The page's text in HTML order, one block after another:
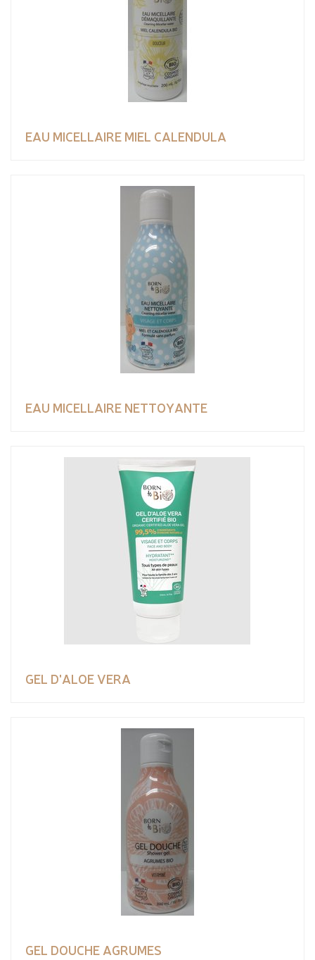
EAU MICELLAIRE MIEL CALENDULA
EAU MICELLAIRE NETTOYANTE
GEL D'ALOE VERA
GEL DOUCHE AGRUMES